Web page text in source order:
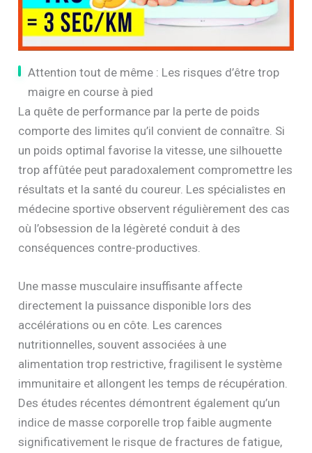
Attention tout de même : Les risques d’être trop
maigre en course à pied
La quête de performance par la perte de poids
comporte des limites qu’il convient de connaître. Si
un poids optimal favorise la vitesse, une silhouette
trop affûtée peut paradoxalement compromettre les
résultats et la santé du coureur. Les spécialistes en
médecine sportive observent régulièrement des cas
où l’obsession de la légèreté conduit à des
conséquences contre-productives.
Une masse musculaire insuffisante affecte
directement la puissance disponible lors des
accélérations ou en côte. Les carences
nutritionnelles, souvent associées à une
alimentation trop restrictive, fragilisent le système
immunitaire et allongent les temps de récupération.
Des études récentes démontrent également qu’un
indice de masse corporelle trop faible augmente
significativement le risque de fractures de fatigue,